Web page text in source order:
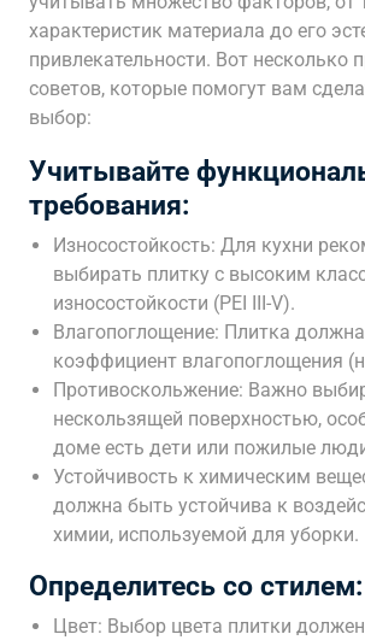
характеристик материала до его
привлекательности. Вот несколько
советов, которые помогут вам
выбор:
Учитывайте
требования:
Износостойкость: Для кухни
выбирать плитку с высоким
износостойкости (PEI III-V).
Влагопоглощение: Плитка
коэффициент влагопоглощения
Противоскольжение: Важно
нескользящей поверхностью,
доме есть дети или пожилые
Устойчивость к химическим
должна быть устойчива к
химии, используемой для уборки.
Определитесь со стилем:
Цвет: Выбор цвета плитки должен